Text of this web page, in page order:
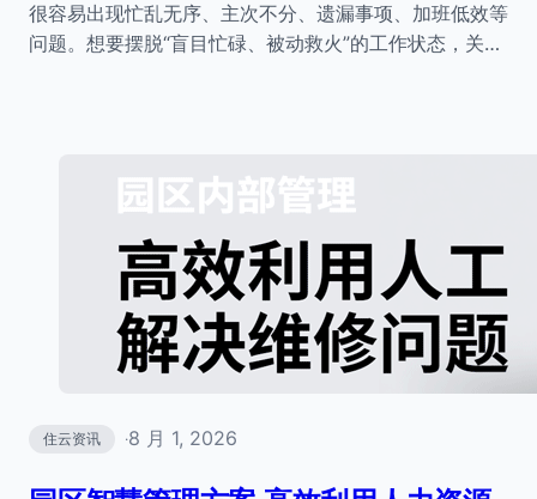
很容易出现忙乱无序、主次不分、遗漏事项、加班低效等
问题。想要摆脱“盲目忙碌、被动救火”的工作状态，关…
住云资讯 ·8 月 1, 2026